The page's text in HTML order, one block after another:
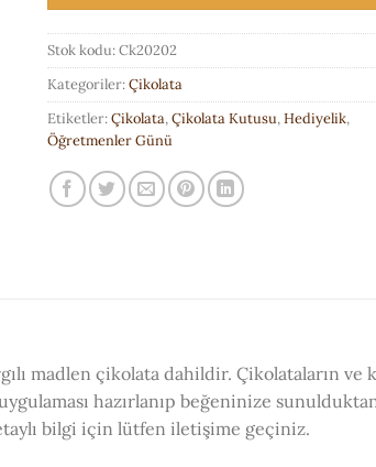
Stok kodu:Ck20202
Kategoriler:Çikolata
Etiketler:Çikolata,Çikolata Kutusu,Hediyelik,
Öğretmenler Günü
madlen çikolata dahildir. Çikolataların
hazırlanıp beğeninize
bilgi için lütfen iletişime geçiniz.